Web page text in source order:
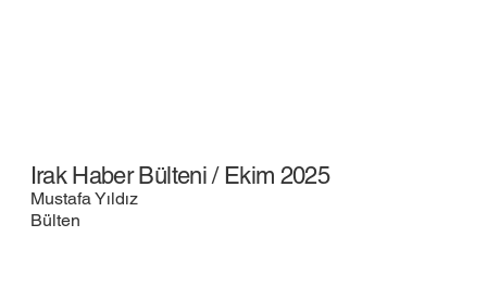
Irak Haber Bülteni / Ekim 2025
Mustafa Yıldız
Bülten